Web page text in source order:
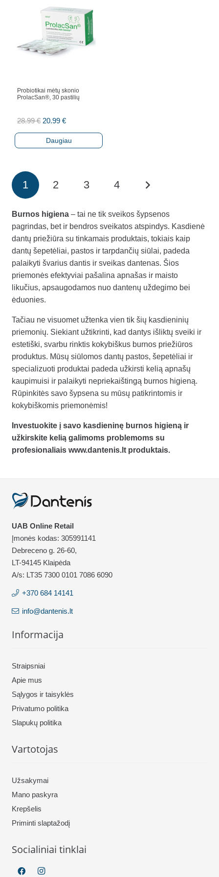
Probiotikai mėtų skonio
ProlacSan®, 30 pastilių
28.99€ Original
price
was:
20.99 €Current
price
is:
Daugiau
1 2 3 4
Burnos higiena – tai ne tik sveikos šypsenos
pagrindas, bet ir bendros sveikatos atspindys. Kasdienė
dantų priežiūra su tinkamais produktais, tokiais kaip
dantų šepetėliai, pastos ir tarpdančių siūlai, padeda
palaikyti švarius dantis ir sveikas dantenas. Šios
priemonės efektyviai pašalina apnašas ir maisto
likučius, apsaugodamos nuo dantenų uždegimo bei
ėduonies.
Tačiau ne visuomet užtenka vien tik šių kasdieninių
priemonių. Siekiant užtikrinti, kad dantys išliktų sveiki ir
estetiški, svarbu rinktis kokybiškus burnos priežiūros
produktus. Mūsų siūlomos dantų pastos, šepetėliai ir
specializuoti produktai padeda užkirsti kelią apnašų
kaupimuisi ir palaikyti nepriekaištingą burnos higieną.
Rūpinkitės savo šypsena su mūsų patikrintomis ir
kokybiškomis priemonėmis!
Investuokite į savo kasdieninę burnos higieną ir
užkirskite kelią galimoms problemoms su
profesionaliais www.dantenis.lt produktais.
UAB Online Retail
Įmonės kodas: 305991141
Debreceno g. 26-60,
LT-94145 Klaipėda
A/s: LT35 7300 0101 7086 6090
+370 684 14141
info@dantenis.lt
Informacija
Straipsniai
Apie mus
Sąlygos ir taisyklės
Privatumo politika
Slapukų politika
Vartotojas
Užsakymai
Mano paskyra
Krepšelis
Priminti slaptažodį
Socialiniai tinklai